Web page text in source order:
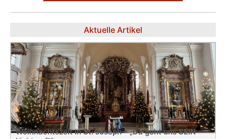
Aktuelle Artikel
Weihnachtszeit in St. Joseph – „Da geht uns SEIN